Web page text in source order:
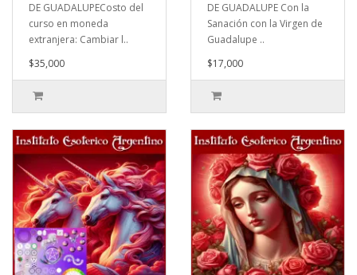
DE GUADALUPECosto del
curso en moneda
extranjera: Cambiar l..
$35,000
DE GUADALUPE Con la
Sanación con la Virgen de
Guadalupe ..
$17,000